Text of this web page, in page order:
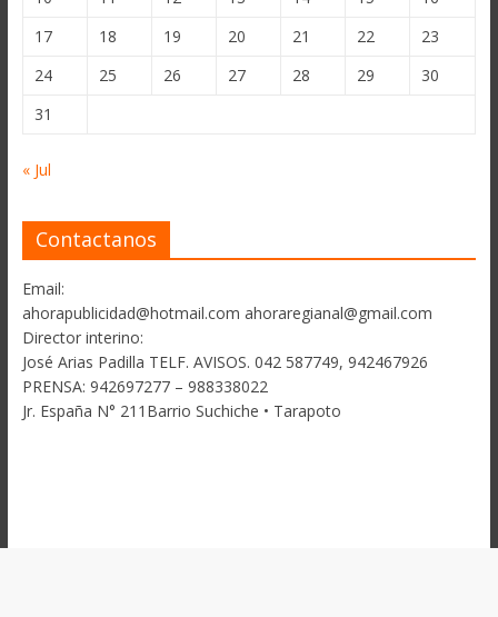
17
18 19 20 21 22
23
24
25 26 27 28 29
30
31
« Jul
Contactanos
Email:
ahorapublicidad@hotmail.com ahoraregianal@gmail.com
Director interino:
José Arias Padilla TELF. AVISOS. 042 587749, 942467926
PRENSA: 942697277 – 988338022
Jr. España N° 211Barrio Suchiche • Tarapoto